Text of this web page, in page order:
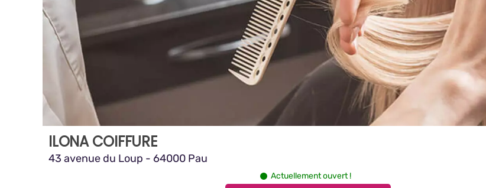
ILONA COIFFURE
43 avenue du Loup - 64000 Pau
Actuellement ouvert !